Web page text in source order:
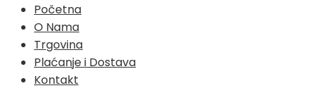
Skip
content
Početna
O Nama
Trgovina
Plaćanje i Dostava
Kontakt